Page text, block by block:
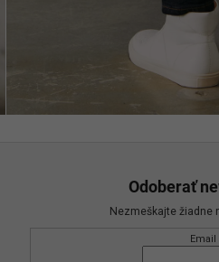
Odoberať
Nezmeškajte žiadne
Email